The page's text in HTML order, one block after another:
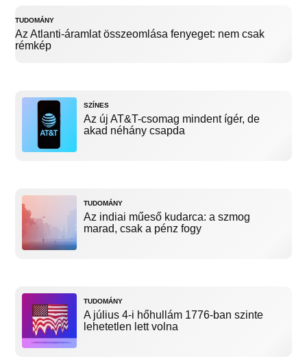
TUDOMÁNY
Az Atlanti-áramlat összeomlása fenyeget: nem csak
rémkép
SZÍNES
Az új AT&T-csomag mindent ígér, de
akad néhány csapda
TUDOMÁNY
Az indiai műeső kudarca: a szmog
marad, csak a pénz fogy
TUDOMÁNY
A július 4-i hőhullám 1776-ban szinte
lehetetlen lett volna